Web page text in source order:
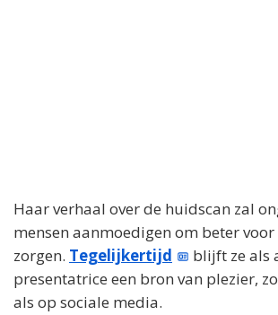
Haar verhaal over de huidscan zal
mensen aanmoedigen om beter
zorgen. Tegelijkertijd
blijft ze als
presentatrice een bron van plezier,
als op sociale media.